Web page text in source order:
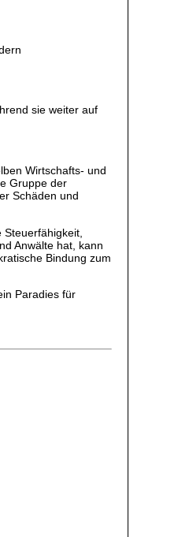
sie weiter auf
Wirtschafts- und
Gruppe der
Schäden und
Anwälte hat, kann
Bindung zum
Paradies für